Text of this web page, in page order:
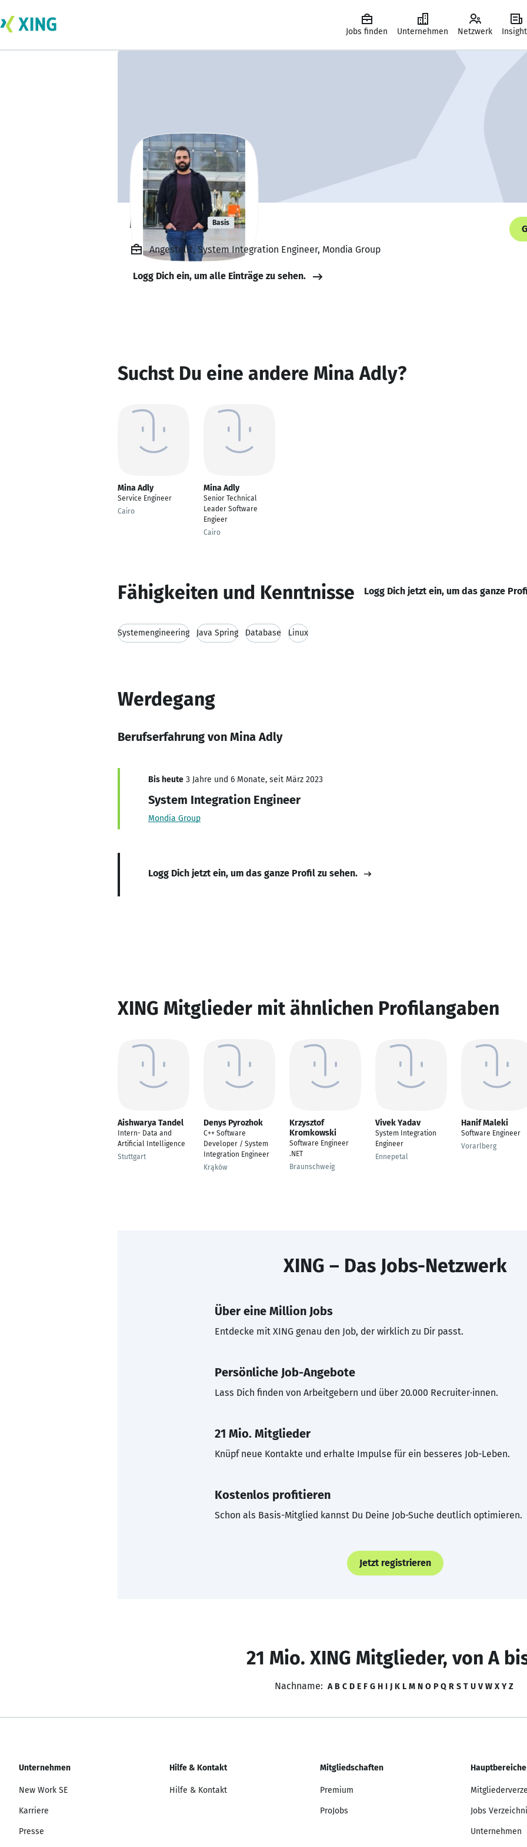
Jobs finden Unternehmen Netzwerk
Mina Adly Basis
Angestellt, System Integration Engineer, Mondia Group
Logg Dich ein, um alle Einträge zu sehen.
Suchst Du eine andere Mina Adly?
Mina Adly
Service Engineer
Cairo
Mina Adly
Senior Technical
Leader Software
Engieer
Cairo
Fähigkeiten und Kenntnisse Logg Dich jetzt ein, um das ganze
Systemengineering Java Spring Database Linux
Werdegang
Berufserfahrung von Mina Adly
Bis heute 3 Jahre und 6 Monate, seit März 2023
System Integration Engineer
Mondia Group
Logg Dich jetzt ein, um das ganze Profil zu sehen.
XING Mitglieder mit ähnlichen Profilangaben
Aishwarya Tandel
Intern- Data and
Artificial Intelligence
Stuttgart
Denys Pyrozhok
C++ Software
Developer / System
Integration Engineer
Krąków
Krzysztof
Kromkowski
Software Engineer
.NET
Braunschweig
Vivek Yadav
System Integration
Engineer
Ennepetal
Hanif Maleki
Software Engineer
Vorarlberg
XING – Das Jobs-Netzwerk
Über eine Million Jobs
Entdecke mit XING genau den Job, der wirklich zu Dir passt.
Persönliche Job-Angebote
Lass Dich finden von Arbeitgebern und über 20.000 Recruiter·innen.
21 Mio. Mitglieder
Knüpf neue Kontakte und erhalte Impulse für ein besseres Job-Leben.
Kostenlos profitieren
Schon als Basis-Mitglied kannst Du Deine Job-Suche deutlich optimieren.
Jetzt registrieren
21 Mio. XING Mitglieder, von A
Nachname: A B C D E F G H I J K L M N O P Q R S T U V W X Y Z
Unternehmen
New Work SE
Karriere
Presse
Hilfe & Kontakt
Hilfe & Kontakt
Mitgliedschaften
Premium
ProJobs
Hauptbereiche
Jobs
Unternehmen